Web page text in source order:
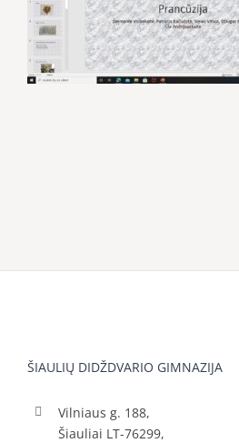
ŠIAULIŲ DIDŽDVARIO GIMNAZIJA
Vilniaus g. 188,
Šiauliai LT-76299,